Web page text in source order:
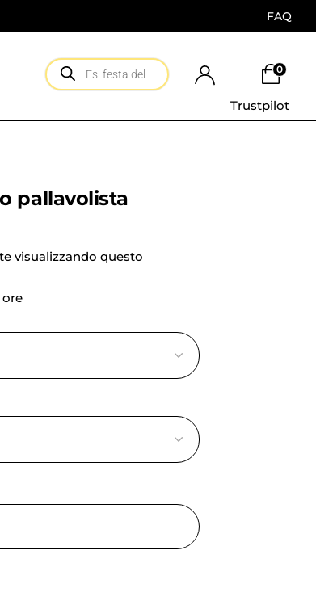
FAQ
0
Trustpilot
pallavolista
visualizzando questo